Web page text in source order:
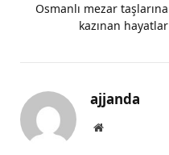
Osmanlı mezar taşlarına
kazınan hayatlar
ajjanda
Website